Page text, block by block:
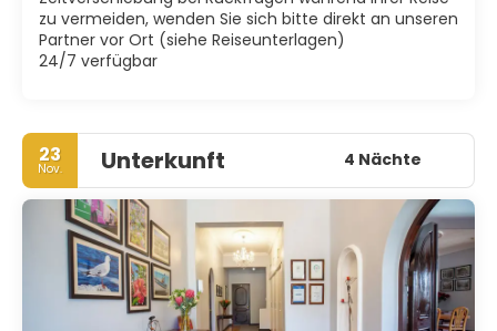
jeden Besuchers.
zu vermeiden, wenden Sie sich bitte direkt an unseren
Partner vor Ort (siehe Reiseunterlagen)
24/7 verfügbar
23
Nov. Unterkunft 4 Nächte